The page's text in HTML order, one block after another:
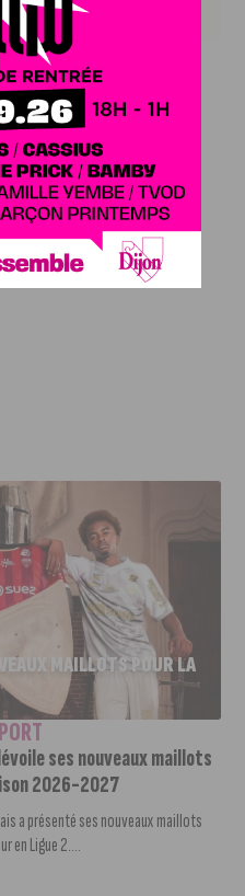
MAILLOTS POUR LA
ses nouveaux maillots
2026-2027
a présenté ses nouveaux maillots
en Ligue 2....